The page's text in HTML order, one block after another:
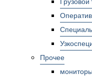
Прочее
мониторы